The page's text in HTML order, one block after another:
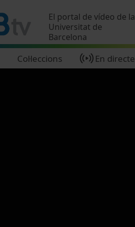
El portal de vídeo de la
Universitat de
Barcelona
Col·leccions En directe